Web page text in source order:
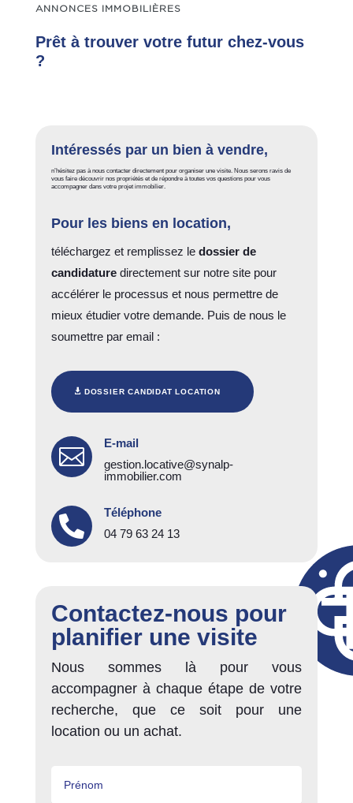
ANNONCES IMMOBILIÈRES
Prêt à trouver votre futur chez-vous
?
Intéressés par un bien à vendre,
n’hésitez pas à nous contacter directement pour organiser une visite. Nous serons ravis de
vous faire découvrir nos propriétés et de répondre à toutes vos questions pour vous
accompagner dans votre projet immobilier.
Pour les biens en location,
téléchargez et remplissez le dossier de
candidaturedirectement sur notre site pour
accélérer le processus et nous permettre de
mieux étudier votre demande. Puis de nous le
soumettre par email :
DOSSIER CANDIDAT LOCATION

E-mail
gestion.locative@synalp-
immobilier.com

Téléphone
04 79 63 24 13
Contactez-nous pour
planifier une visite
Nous sommes là pour vous
accompagner à chaque étape de votre
recherche, que ce soit pour une
location ou un achat.